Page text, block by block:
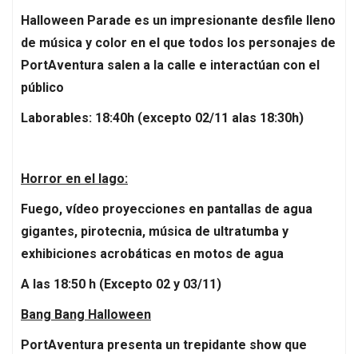
Halloween Parade es un impresionante desfile lleno
de música y color en el que todos los personajes de
PortAventura salen a la calle e interactúan con el
público
Laborables: 18:40h (excepto 02/11 alas 18:30h)
Horror en el lago:
Fuego, vídeo proyecciones en pantallas de agua
gigantes, pirotecnia, música de ultratumba y
exhibiciones acrobáticas en motos de agua
A las 18:50 h (Excepto 02 y 03/11)
Bang Bang Halloween
PortAventura presenta un trepidante show que